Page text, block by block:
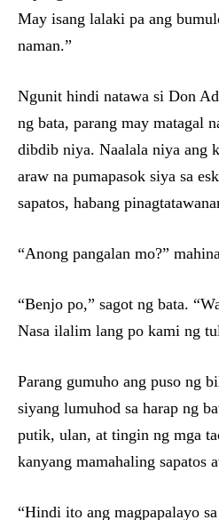
May isang lalaki pa ang
naman.”
Ngunit hindi natawa si Don
ng bata, parang may matagal
dibdib niya. Naalala niya ang
araw na pumapasok siya sa
sapatos, habang
“Anong pangalan mo?”
“Benjo po,” sagot ng bata.
Nasa ilalim lang po kami ng
Parang gumuho ang puso ng
siyang lumuhod sa harap ng
putik, ulan, at tingin ng mga
kanyang mamahaling sapatos
“Hindi ito ang magpapalayo